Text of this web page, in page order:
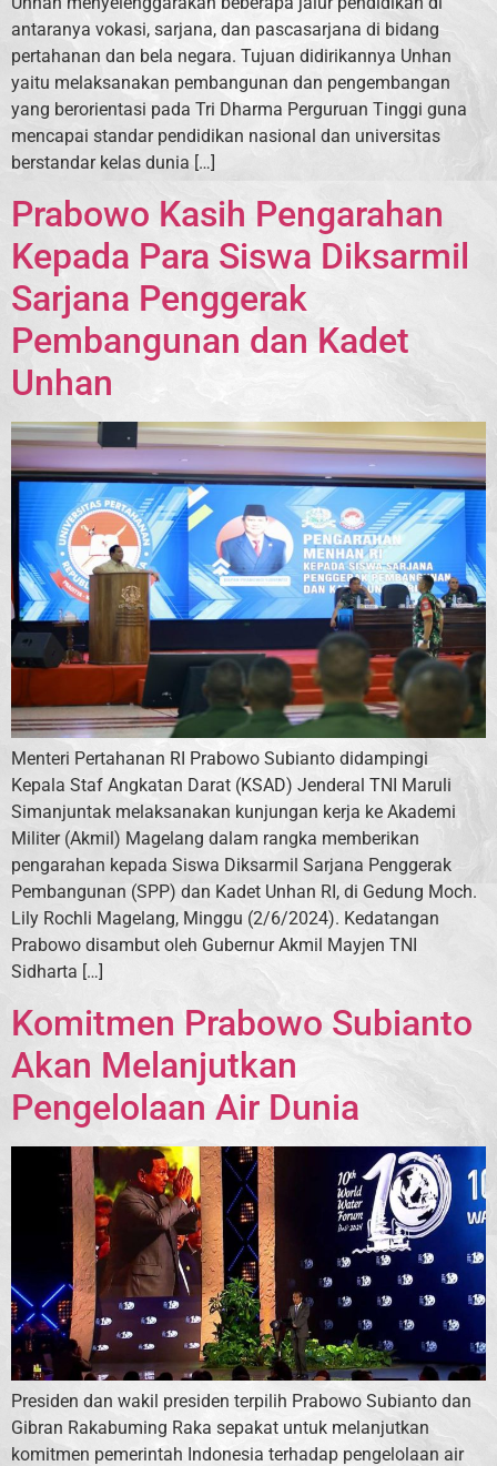
antaranya vokasi, sarjana, dan pascasarjana di bidang
pertahanan dan bela negara. Tujuan didirikannya Unhan
yaitu melaksanakan pembangunan dan pengembangan
yang berorientasi pada Tri Dharma Perguruan Tinggi guna
mencapai standar pendidikan nasional dan universitas
berstandar kelas dunia […]
Prabowo Kasih Pengarahan
Kepada Para Siswa Diksarmil
Sarjana Penggerak
Pembangunan dan Kadet
Unhan
Menteri Pertahanan RI Prabowo Subianto didampingi
Kepala Staf Angkatan Darat (KSAD) Jenderal TNI Maruli
Simanjuntak melaksanakan kunjungan kerja ke Akademi
Militer (Akmil) Magelang dalam rangka memberikan
pengarahan kepada Siswa Diksarmil Sarjana Penggerak
Pembangunan (SPP) dan Kadet Unhan RI, di Gedung Moch.
Lily Rochli Magelang, Minggu (2/6/2024). Kedatangan
Prabowo disambut oleh Gubernur Akmil Mayjen TNI
Sidharta […]
Komitmen Prabowo Subianto
Akan Melanjutkan
Pengelolaan Air Dunia
Presiden dan wakil presiden terpilih Prabowo Subianto dan
Gibran Rakabuming Raka sepakat untuk melanjutkan
komitmen pemerintah Indonesia terhadap pengelolaan air